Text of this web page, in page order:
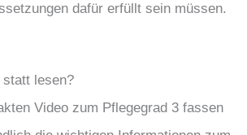
dafür erfüllt sein müssen.
statt lesen?
Video zum Pflegegrad 3 fassen